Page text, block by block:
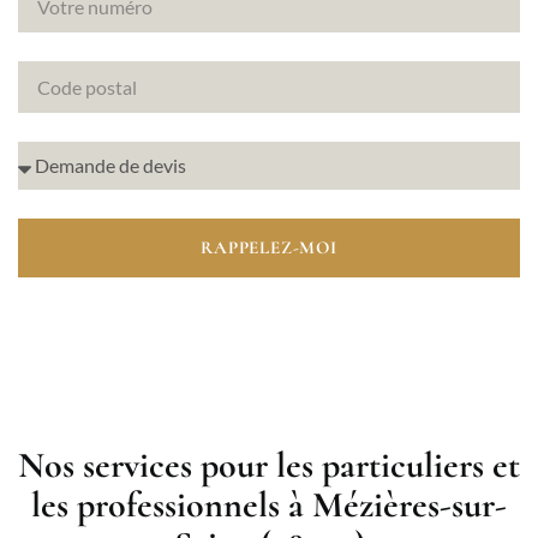
RAPPELEZ-MOI
Nos services pour les particuliers et
les professionnels à Mézières-sur-